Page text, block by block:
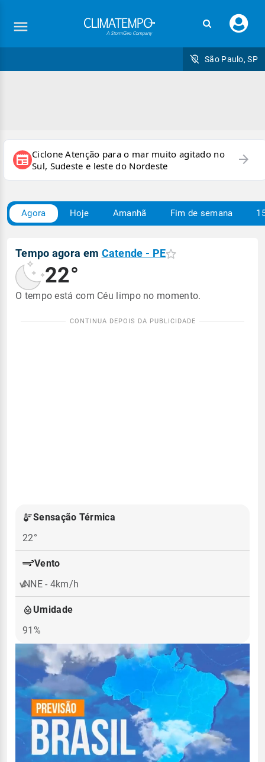
seu
São Paulo, SP
newspaper Ciclone Atenção para o mar muito agitado no
Sul, Sudeste e leste do Nordeste
arrow_forward
Agora Hoje Amanhã Fim de semana
Tempo agora em Catende - PE
22°
O tempo está com Céu limpo no momento.
Sensação Térmica
22°
Vento
NNE - 4km/h
Umidade
91%